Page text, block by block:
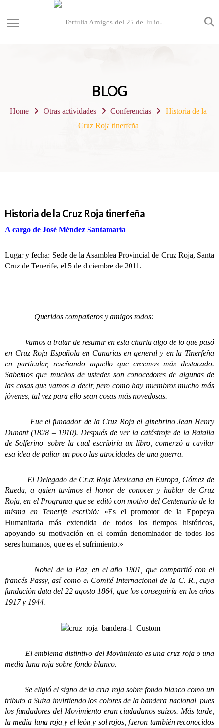
BLOG
Home Otras actividades Conferencias
Historia de la
Cruz Roja tinerfeña
Historia de la Cruz Roja tinerfeña
A cargo de José Méndez Santamaría
Lugar y fecha: Sede de la Asamblea Provincial de Cruz Roja, Santa
Cruz de Tenerife, el 5 de diciembre de 2011.
Queridos compañeros y amigos todos:
Vamos a tratar de resumir en esta charla algo de lo que pasó
en Cruz Roja Española en Canarias en general y en la Tinerfeña
en particular, reseñando aquello que creemos más destacado.
Sabemos que muchos de ustedes son conocedores de algunas de
las cosas que vamos a decir, pero como hay miembros mucho más
jóvenes, tal vez para ello sean cosas más novedosas.
Fue el fundador de la Cruz Roja el ginebrino Jean Henry
Dunant (1828 – 1910). Después de ver la catástrofe de la Batalla
de Solferino, sobre la cual escribiría un libro, comenzó a cavilar
esa idea de paliar un poco las atrocidades de una guerra.
El Delegado de Cruz Roja Mexicana en Europa, Gómez de
Rueda, a quien tuvimos el honor de conocer y hablar de Cruz
Roja, en el Programa que se editó con motivo del Centenario de la
misma en Tenerife escribió: «Es el promotor de la Epopeya
Humanitaria más extendida de todos los tiempos históricos,
apoyando su motivación en el común denominador de todos los
seres humanos, que es el sufrimiento.»
Nobel de la Paz, en el año 1901, que compartió con el
francés Passy, así como el Comité Internacional de la C. R., cuya
fundación data del 22 agosto 1864, que los conseguiría en los años
1917 y 1944.
El emblema distintivo del Movimiento es una cruz roja o una
media luna roja sobre fondo blanco.
Se eligió el signo de la cruz roja sobre fondo blanco como un
tributo a Suiza invirtiendo los colores de la bandera nacional, pues
los fundadores del Movimiento eran ciudadanos suizos. Más tarde,
la media luna roja y el león y sol rojos, fueron también reconocidos